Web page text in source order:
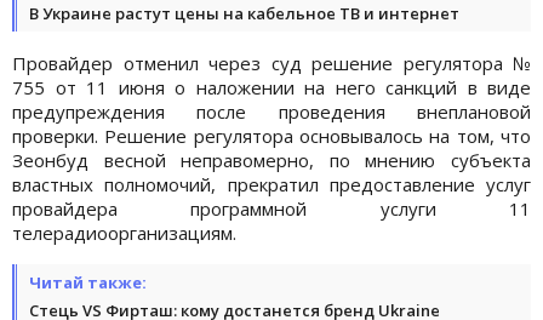
В Украине растут цены на кабельное ТВ и интернет
Провайдер отменил через суд решение регулятора №
755 от 11 июня о наложении на него санкций в виде
предупреждения после проведения внеплановой
проверки. Решение регулятора основывалось на том, что
Зеонбуд весной неправомерно, по мнению субъекта
властных полномочий, прекратил предоставление услуг
провайдера программной услуги 11
телерадиоорганизациям.
Читай также:
Стець VS Фирташ: кому достанется бренд Ukraine